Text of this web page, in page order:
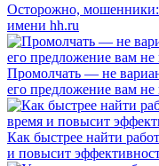
Осторожно, мошенники:
имени hh.ru
Промолчать — не
его предложение вам не
Как быстрее найти
и повысит